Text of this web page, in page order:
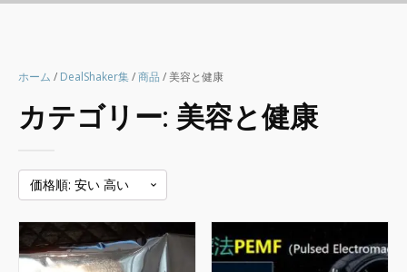
ホーム / DealShaker集/商品 / 美容と健康
カテゴリー: 美容と健康